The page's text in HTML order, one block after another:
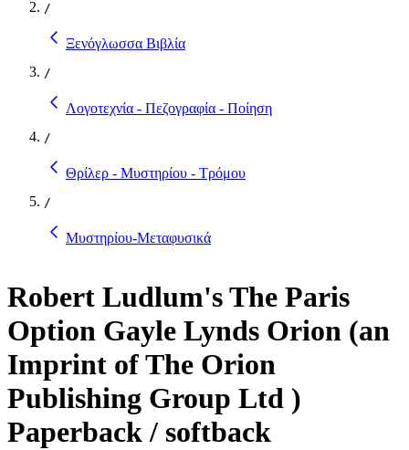
/
Ξενόγλωσσα Βιβλία
/
Λογοτεχνία - Πεζογραφία - Ποίηση
/
Θρίλερ - Μυστηρίου - Τρόμου
/
Μυστηρίου-Μεταφυσικά
Robert Ludlum's The Paris
Option Gayle Lynds Orion (an
Imprint of The Orion
Publishing Group Ltd )
Paperback / softback